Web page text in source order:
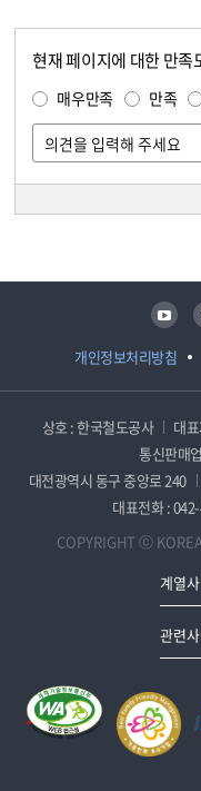
현재 페이지에 대한 만
매우만족 만족
개인정보처리방침
유튜브
상호 : 한국철도공사 대
통신판매
대전광역시 동구 중앙로 240
대표전화 :
COPYRIGHT ⓒ
계열사
관련